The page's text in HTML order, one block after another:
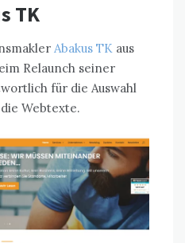
TK
Abakus TK aus
Relaunch seiner
für die Auswahl
Webtexte.